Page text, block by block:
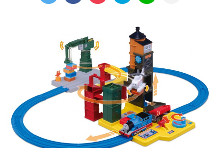
カプセルプラレール（鉄道会社）
シンカリオンDVD
テコロシリーズ・はじめてのプラレール ハッピーセット
プラレール博 in TOKYO
ベーシックセット・車両レールセット レールと情景
レールセット 京急電鉄 京成電鉄グループ 京阪電車
伊豆急行 大阪メトロ 富士急行